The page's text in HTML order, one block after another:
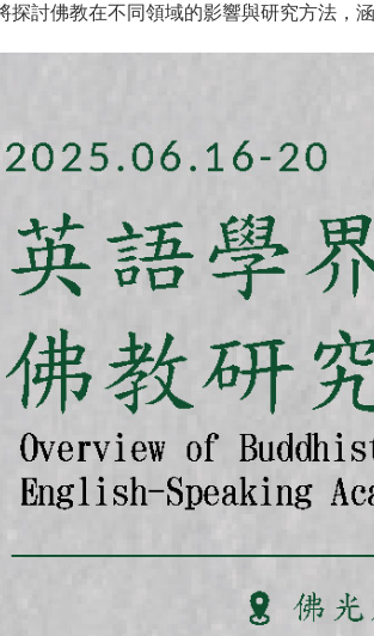
探討佛教在不同領域的影響與研究方法，